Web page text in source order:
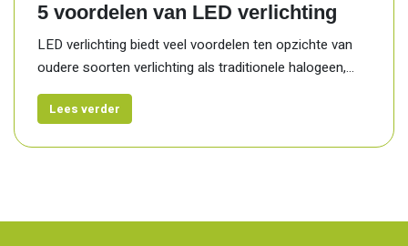
5 voordelen van LED verlichting
LED verlichting biedt veel voordelen ten opzichte van
oudere soorten verlichting als traditionele halogeen,...
Lees verder